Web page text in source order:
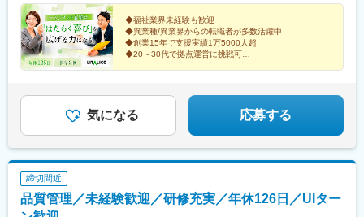
宇治■岡山県：倉敷■広島県：広島、福山■熊本県：熊本■福岡県：
久留米※上記には新規開設予定（住所未確定）の拠点もございま
す。※上記以外の拠点希望も歓迎※別拠点（ご希望エリア内）での
ご案内になる可能性あり※受動喫煙対策：屋内全面禁煙★全国に拠
点があり事例も豊富！共通の相談チャットで、拠点を超えて相談
中目黒駅、南新宿駅、新宿御苑前駅、京王八王子駅、三鷹駅、府
中駅(東京都)、立川南駅、立川北駅、センター南駅、新横浜駅、関
内駅、桜木町駅、戸塚駅、京急川崎駅、川崎駅、二俣川駅、本厚
木駅、新潟駅、新静岡駅、浜松駅、丸の内駅(愛知県)、名鉄名古屋
駅、久屋大通駅、岩塚駅、高蔵寺駅、藤が丘駅(愛知県)、八事駅、
崎駅、北新地駅、大阪梅田駅(阪急線)、西梅田駅、西中島南方駅、
石橋阪大前駅、京都河原町駅、烏丸御池駅、大宮駅(京都府)、京都
園駅、京成西船駅、九段下駅、秋葉原駅、日暮里駅、板橋駅、大
塚駅(東京都)、赤羽岩淵駅、西早稲田駅、京急蒲田駅、不動前駅、
新橋駅、代官山駅、新宿駅、新宿三丁目駅、八王子駅、府中競馬
正門前駅、立川駅、日本大通り駅、静岡駅、第一通り駅、伏見駅
◆福祉業界未経験も歓迎
◆異業種/異業界からの転職者が多数活躍中
◆創業15年で支援実績1万5000人超
◆20～30代で拠点運営に挑戦可
気になる 応募する
締切間近
品質管理／未経験歓迎／研修充実／年休126日／UIター